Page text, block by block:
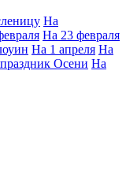
На
На 23 февраля
На 1 апреля На
Осени На